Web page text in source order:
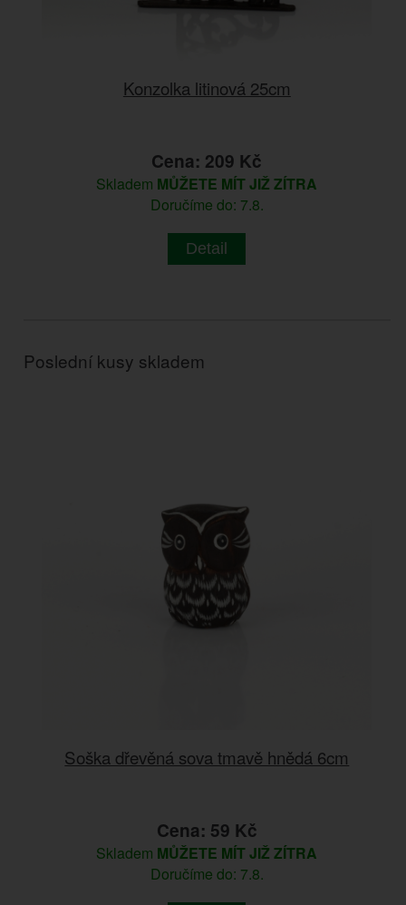
Konzolka litinová 25cm
Cena: 209 Kč
Skladem MŮŽETE MÍT JIŽ ZÍTRA
Doručíme do: 7.8.
Detail
Poslední kusy skladem
Soška dřevěná sova tmavě hnědá 6cm
Cena: 59 Kč
Skladem MŮŽETE MÍT JIŽ ZÍTRA
Doručíme do: 7.8.